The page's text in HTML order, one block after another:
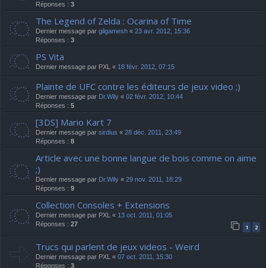
Réponses : 3
The Legend of Zelda : Ocarina of Time
Dernier message par gilgamesh « 23 avr. 2012, 15:36
Réponses : 3
PS Vita
Dernier message par PXL « 18 févr. 2012, 07:15
Plainte de UFC contre les éditeurs de jeux video ;)
Dernier message par Dr.Wily « 02 févr. 2012, 10:44
Réponses : 5
[3DS] Mario Kart 7
Dernier message par sirdius « 28 déc. 2011, 23:49
Réponses : 8
Article avec une bonne langue de bois comme on aime
;)
Dernier message par Dr.Wily « 29 nov. 2011, 18:29
Réponses : 9
Collection Consoles + Extensions
Dernier message par PXL « 13 oct. 2011, 01:05
Réponses : 27 1 2
Trucs qui parlent de jeux videos - Weird
Dernier message par PXL « 07 oct. 2011, 15:30
Réponses : 3